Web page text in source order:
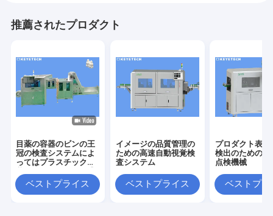
推薦されたプロダクト
目薬の容器のビンの王
冠の検査システムによ
ってはプラスチック包
走する
ベストプライス
イメージの品質管理の
ための高速自動視覚検
査システム
ベストプライス
プロダクト表面
検出のための自
点検機械
ベストプラ